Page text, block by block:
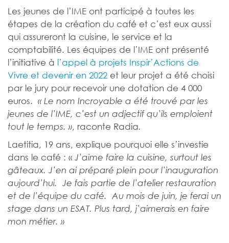
Les jeunes de l’IME ont participé à toutes les
étapes de la création du café et c’est eux aussi
qui assureront la cuisine, le service et la
comptabilité. Les équipes de l’IME ont présenté
l’initiative à l’appel à projets Inspir’Actions de
Vivre et devenir en 2022 et leur projet a été choisi
par le jury pour recevoir une dotation de 4 000
euros. « Le nom Incroyable a été trouvé par les
jeunes de l’IME, c’est un adjectif qu’ils emploient
tout le temps. », raconte Radia.
Laetitia, 19 ans, explique pourquoi elle s’investie
dans le café : « J’aime faire la cuisine, surtout les
gâteaux. J’en ai préparé plein pour l’inauguration
aujourd’hui. Je fais partie de l’atelier restauration
et de l’équipe du café. Au mois de juin, je ferai un
stage dans un ESAT. Plus tard, j’aimerais en faire
mon métier. »